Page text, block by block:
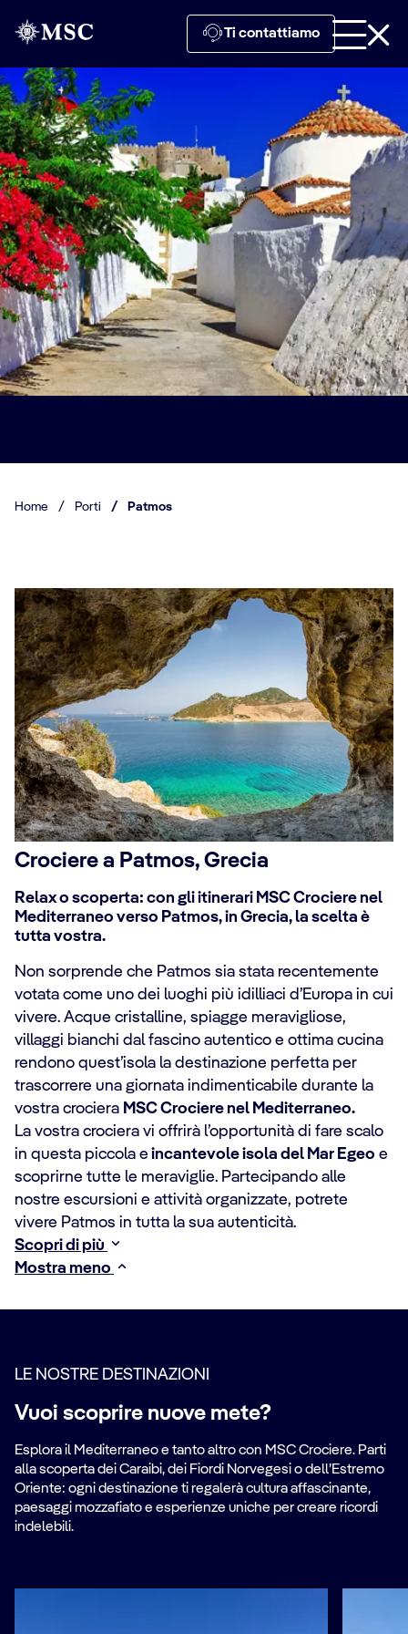
Ti contattiamo
Home / Porti / Patmos
Crociere a Patmos, Grecia
Relax o scoperta: con gli itinerari MSC Crociere nel
Mediterraneo verso Patmos, in Grecia, la scelta è
tutta vostra.
Non sorprende che Patmos sia stata recentemente
votata come uno dei luoghi più idilliaci d’Europa in cui
vivere. Acque cristalline, spiagge meravigliose,
villaggi bianchi dal fascino autentico e ottima cucina
rendono quest’isola la destinazione perfetta per
trascorrere una giornata indimenticabile durante la
vostra crociera MSC Crociere nel Mediterraneo.
La vostra crociera vi offrirà l’opportunità di fare scalo
in questa piccola e incantevole isola del Mar Egeo e
scoprirne tutte le meraviglie. Partecipando alle
nostre escursioni e attività organizzate, potrete
vivere Patmos in tutta la sua autenticità.
Scopri di più
Mostra meno
LE NOSTRE DESTINAZIONI
Vuoi scoprire nuove mete?
Esplora il Mediterraneo e tanto altro con MSC Crociere. Parti
alla scoperta dei Caraibi, dei Fiordi Norvegesi o dell’Estremo
Oriente: ogni destinazione ti regalerà cultura affascinante,
paesaggi mozzafiato e esperienze uniche per creare ricordi
indelebili.